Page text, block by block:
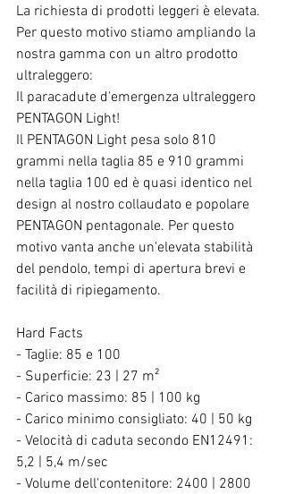
La richiesta di prodotti leggeri è elevata.
Per questo motivo stiamo ampliando la
nostra gamma con un altro prodotto
ultraleggero:
Il paracadute d'emergenza ultraleggero
PENTAGON Light!
Il PENTAGON Light pesa solo 810
grammi nella taglia 85 e 910 grammi
nella taglia 100 ed è quasi identico nel
design al nostro collaudato e popolare
PENTAGON pentagonale. Per questo
motivo vanta anche un'elevata stabilità
del pendolo, tempi di apertura brevi e
facilità di ripiegamento.
Hard Facts
- Taglie: 85 e 100
- Superficie: 23 | 27 m²
- Carico massimo: 85 | 100 kg
- Carico minimo consigliato: 40 | 50 kg
- Velocità di caduta secondo EN12491:
5,2 | 5,4 m/sec
- Volume dell'contenitore: 2400 | 2800